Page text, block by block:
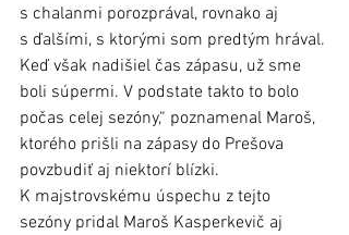
s chalanmi porozprával, rovnako aj
s ďalšími, s ktorými som predtým hrával.
Keď však nadišiel čas zápasu, už sme
boli súpermi. V podstate takto to bolo
počas celej sezóny,“ poznamenal Maroš,
ktorého prišli na zápasy do Prešova
povzbudiť aj niektorí blízki.
K majstrovskému úspechu z tejto
sezóny pridal Maroš Kasperkevič aj